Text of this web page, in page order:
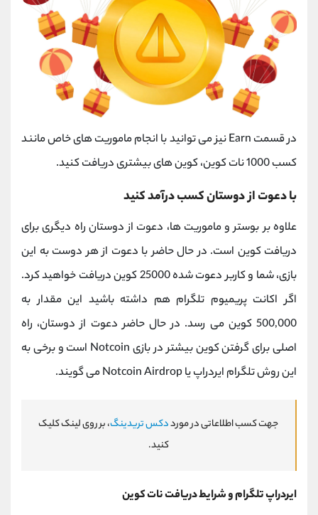
در قسمت Earn نیز می توانید با انجام ماموریت های خاص مانند
کسب 1000 نات کوین، کوین های بیشتری دریافت کنید.
با دعوت از دوستان کسب درآمد کنید
علاوه بر بوستر و ماموریت ها، دعوت از دوستان راه دیگری برای
دریافت کوین است. در حال حاضر با دعوت از هر دوست به این
بازی، شما و کاربر دعوت شده 25000 کوین دریافت خواهید کرد.
اگر اکانت پریمیوم تلگرام هم داشته باشید این مقدار به
500,000 کوین می رسد. در حال حاضر دعوت از دوستان، راه
اصلی برای گرفتن کوین بیشتر در بازی Notcoin است و برخی به
این روش تلگرام ایردراپ یا Notcoin Airdrop می گویند.
جهت کسب اطلاعاتی در مورددکس تریدینگ، بر روی لینک کلیک
کنید.
ایردراپ تلگرام و شرایط دریافت نات کوین